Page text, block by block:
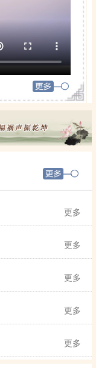
更多
更多
更多
更多
更多